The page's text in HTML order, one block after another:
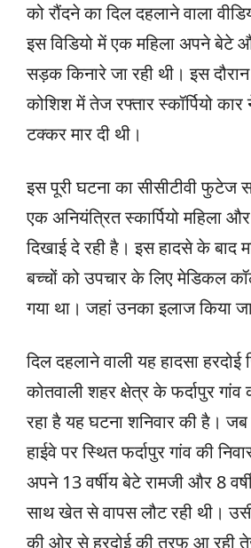
को रौंदने का दिल दहलाने वाला
इस विडियो में एक महिला अपने बेटे
सड़क किनारे जा रही थी। इस
कोशिश में तेज रफ्तार स्कॉर्पियो
टक्कर मार दी थी।
इस पूरी घटना का सीसीटीवी फुटेज
एक अनियंत्रित स्कार्पियो महिला
दिखाई दे रही है। इस हादसे के बाद
बच्चों को उपचार के लिए मेडिकल
गया था। जहां उनका इलाज किया
दिल दहलाने वाली यह हादसा
कोतवाली शहर क्षेत्र के फर्दापुर गांव
रहा है यह घटना शनिवार की है।
हाईवे पर स्थित फर्दापुर गांव की
अपने 13 वर्षीय बेटे रामजी और 8
साथ खेत से वापस लौट रही थी। उसी
की ओर से हरदोई की तरफ आ रही तेज